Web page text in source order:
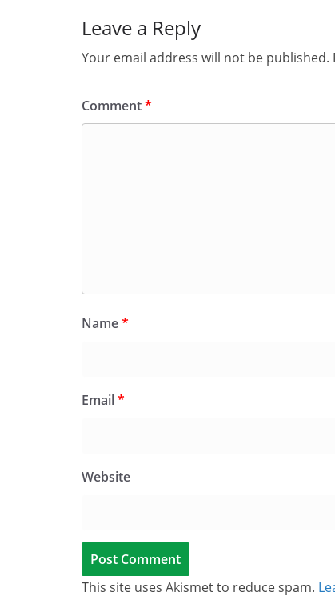
Leave a Reply
Your email address will not be published.
Comment*
Name*
Email*
Website
This site uses Akismet to reduce spam.